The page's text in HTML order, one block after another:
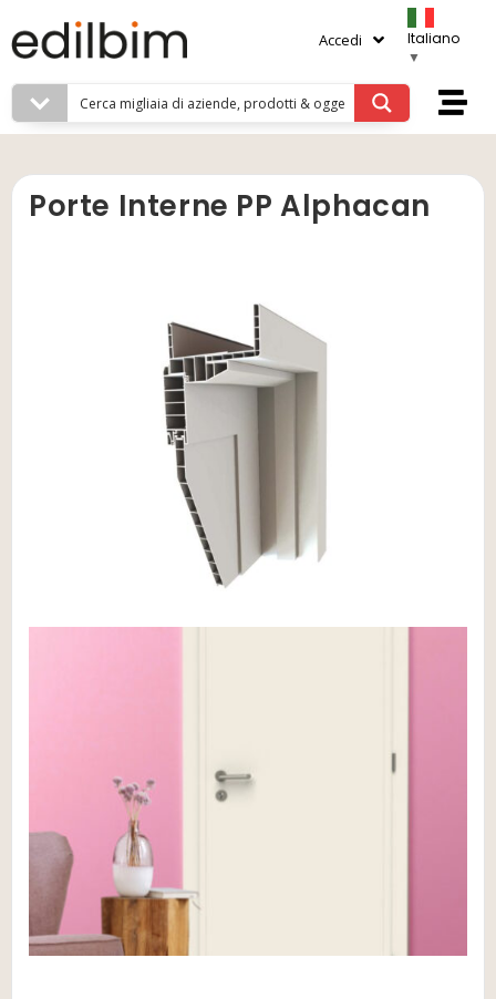
Accedi
Italiano
▼
Porte Interne PP Alphacan